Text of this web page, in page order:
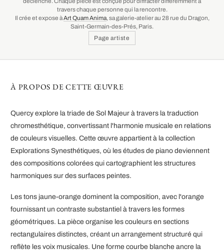
déclenche. Chaque pièce est conçue pour diffracter différemment à
travers chaque personne qui la rencontre.
Il crée et expose àArt Quam Anima, sa galerie-atelier au 28 rue du Dragon,
Saint-Germain-des-Prés, Paris.
Page artiste
À PROPOS DE CETTE ŒUVRE
Quercy explore la triade de Sol Majeur à travers la traduction
chromesthétique, convertissant l'harmonie musicale en relations
de couleurs visuelles. Cette œuvre appartient à la collection
Explorations Synesthétiques, où les études de piano deviennent
des compositions colorées qui cartographient les structures
harmoniques sur des surfaces peintes.
Les tons jaune-orange dominent la composition, avec l'orange
fournissant un contraste substantiel à travers les formes
géométriques. La pièce organise les couleurs en sections
rectangulaires distinctes, créant un arrangement structuré qui
reflète les voix musicales. Une forme courbe blanche ancre la